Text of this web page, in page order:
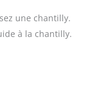
une chantilly.
à la chantilly.